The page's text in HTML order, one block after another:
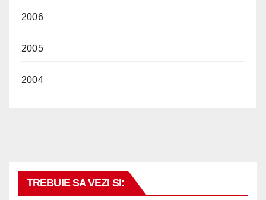
2006
2005
2004
TREBUIE SA VEZI SI: